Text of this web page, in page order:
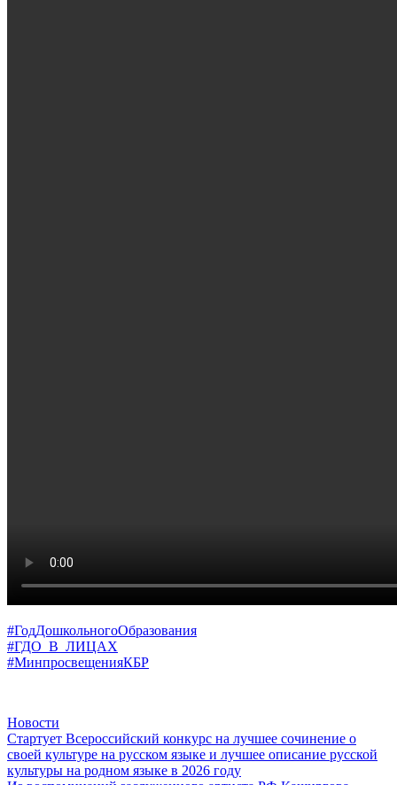
#ГодДошкольногоОбразования
#ГДО_В_ЛИЦАХ
#МинпросвещенияКБР
Новости
Навигация
по
Стартует Всероссийский конкурс на лучшее сочинение о
своей культуре на русском языке и лучшее описание русской
культуры на родном языке в 2026 году